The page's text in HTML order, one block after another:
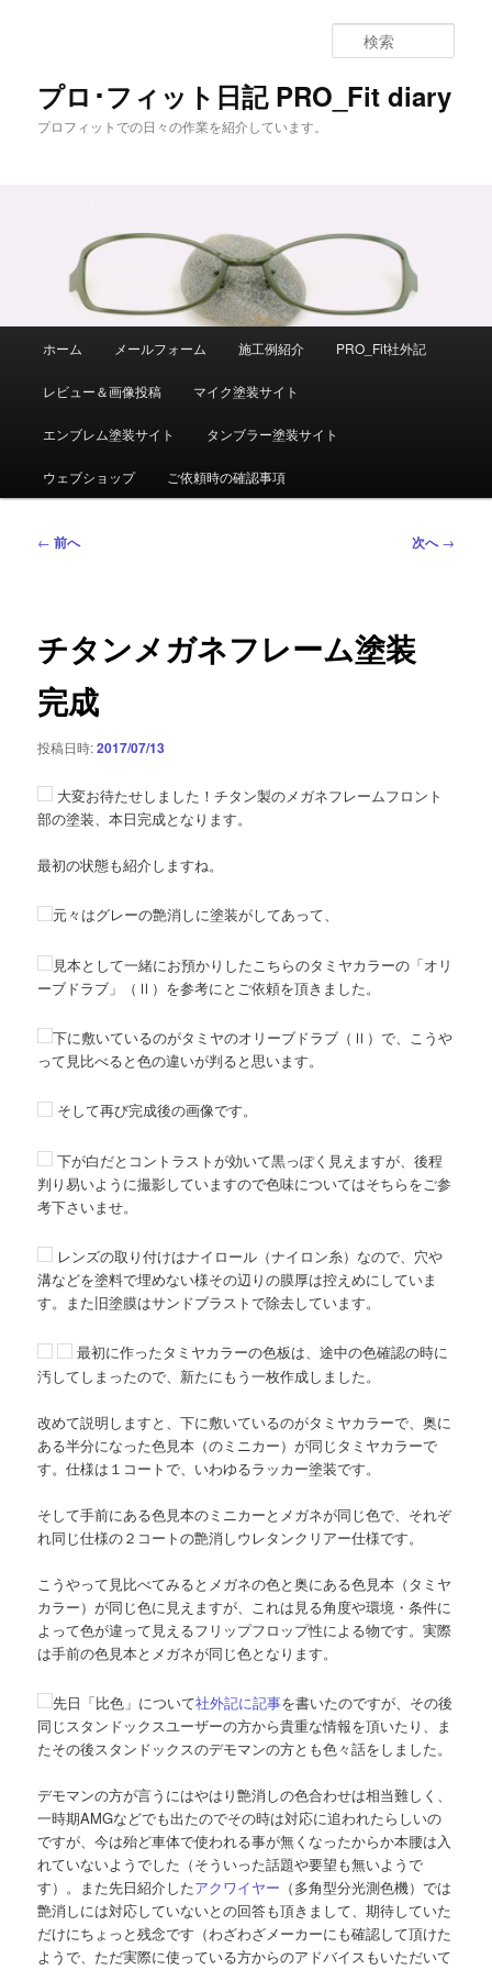
プロ･フィット日記 PRO_Fit diary
プロフィットでの日々の作業を紹介しています。
索
ホーム メールフォーム 施工例紹介 PRO_Fit社外記
レビュー＆画像投稿 マイク塗装サイト
エンブレム塗装サイト タンブラー塗装サイト
ウェブショップ ご依頼時の確認事項
投
ー
ョ
ン
← 前へ 次へ→
チタンメガネフレーム塗装
完成
投稿日時:2017/07/13
大変お待たせしました！チタン製のメガネフレームフロント
部の塗装、本日完成となります。
最初の状態も紹介しますね。
元々はグレーの艶消しに塗装がしてあって、
見本として一緒にお預かりしたこちらのタミヤカラーの「オリ
ーブドラブ」（Ⅱ）を参考にとご依頼を頂きました。
下に敷いているのがタミヤのオリーブドラブ（Ⅱ）で、こうや
って見比べると色の違いが判ると思います。
そして再び完成後の画像です。
下が白だとコントラストが効いて黒っぽく見えますが、後程
判り易いように撮影していますので色味についてはそちらをご参
考下さいませ。
レンズの取り付けはナイロール（ナイロン糸）なので、穴や
溝などを塗料で埋めない様その辺りの膜厚は控えめにしていま
す。また旧塗膜はサンドブラストで除去しています。
最初に作ったタミヤカラーの色板は、途中の色確認の時に
汚してしまったので、新たにもう一枚作成しました。
改めて説明しますと、下に敷いているのがタミヤカラーで、奥に
ある半分になった色見本（のミニカー）が同じタミヤカラーで
す。仕様は１コートで、いわゆるラッカー塗装です。
そして手前にある色見本のミニカーとメガネが同じ色で、それぞ
れ同じ仕様の２コートの艶消しウレタンクリアー仕様です。
こうやって見比べてみるとメガネの色と奥にある色見本（タミヤ
カラー）が同じ色に見えますが、これは見る角度や環境・条件に
よって色が違って見えるフリップフロップ性による物です。実際
は手前の色見本とメガネが同じ色となります。
先日「比色」について社外記に記事を書いたのですが、その後
同じスタンドックスユーザーの方から貴重な情報を頂いたり、ま
たその後スタンドックスのデモマンの方とも色々話をしました。
デモマンの方が言うにはやはり艶消しの色合わせは相当難しく、
一時期AMGなどでも出たのでその時は対応に追われたらしいの
ですが、今は殆ど車体で使われる事が無くなったからか本腰は入
れていないようでした（そういった話題や要望も無いようで
す）。また先日紹介したアクワイヤー （多角型分光測色機）では
艶消しには対応していないとの回答も頂きまして、期待していた
だけにちょっと残念です（わざわざメーカーにも確認して頂けた
ようで、ただ実際に使っている方からのアドバイスもいただいて